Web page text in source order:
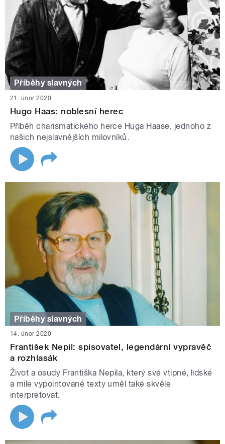
Příběhy slavných
21. únor 2020
Hugo Haas: noblesní herec
Příběh charismatického herce Huga Haase, jednoho z
našich nejslavnějších milovníků.
Příběhy slavných
14. únor 2020
František Nepil: spisovatel, legendární vypravěč
a rozhlasák
Život a osudy Františka Nepila, který své vtipné, lidské
a mile vypointované texty uměl také skvěle
interpretovat.